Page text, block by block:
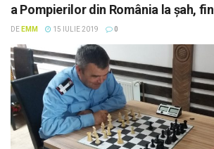
a Pompierilor din România la șah,
DE EMM 15 IULIE 2019 0